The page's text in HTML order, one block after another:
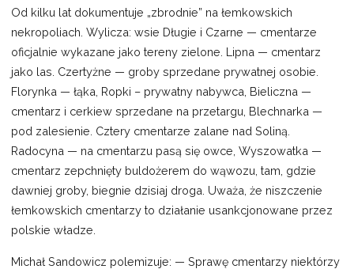
Od kilku lat dokumentuje „zbrodnie” na łemkowskich
nekropoliach. Wylicza: wsie Długie i Czarne — cmentarze
oficjalnie wykazane jako tereny zielone. Lipna — cmentarz
jako las. Czertyżne — groby sprzedane prywatnej osobie.
Florynka — łąka, Ropki – prywatny nabywca, Bieliczna —
cmentarz i cerkiew sprzedane na przetargu, Blechnarka —
pod zalesienie. Cztery cmentarze zalane nad Soliną.
Radocyna — na cmentarzu pasą się owce, Wyszowatka —
cmentarz zepchnięty buldożerem do wąwozu, tam, gdzie
dawniej groby, biegnie dzisiaj droga. Uważa, że niszczenie
łemkowskich cmentarzy to działanie usankcjonowane przez
polskie władze.
Michał Sandowicz polemizuje: — Sprawę cmentarzy niektórzy